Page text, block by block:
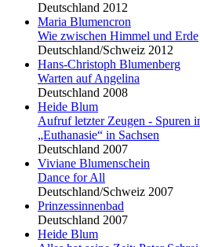
Deutschland 2012
Maria Blumencron
Wie zwischen Himmel und Erde
Deutschland/Schweiz 2012
Hans-Christoph Blumenberg
Warten auf Angelina
Deutschland 2008
Heide Blum
Aufruf letzter Zeugen - Spuren
„Euthanasie“ in Sachsen
Deutschland 2007
Viviane Blumenschein
Dance for All
Deutschland/Schweiz 2007
Prinzessinnenbad
Deutschland 2007
Heide Blum